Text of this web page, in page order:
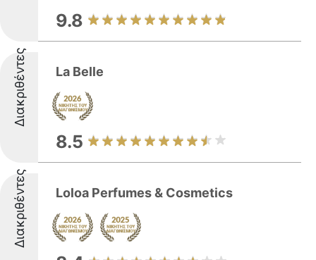
9.8
Διακριθέντες La Belle
8.5
Διακριθέντες Loloa Perfumes & Cosmetics